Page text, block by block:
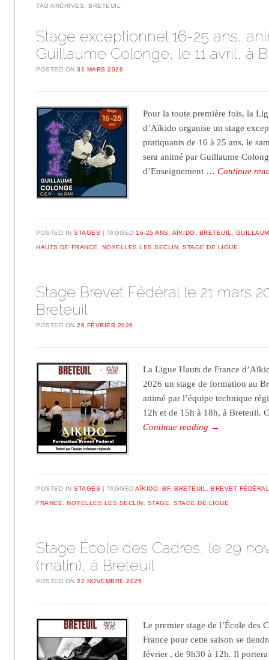
TAG ARCHIVES: BRETEUIL
Stage exceptionnel 16-25 ans,
Guillaume Colonge, le 11 avril, à
POSTED ON31 MARS 2026
Pour la toute première fois, la
d’Aïkido organise un stage
pratiquants de 16 à 25 ans, le
sera animé par Guillaume
d’Enseignement …Continue
POSTED INSTAGES TAGGED 16-25 ANS AÏKIDO BRETEUIL
HAUTS DE FRANCE NOYELLES LES SECLIN ,STAGE DE LIGUE
Stage Brevet Fédéral le 21 mars
Breteuil
POSTED ON26 FÉVRIER 2026
La Ligue Hauts de France
2026 un stage de formation au
animé par l’équipe technique
12h et de 15h à 18h, à Breteuil.
Continue reading →
POSTED INSTAGES TAGGEDAÏKIDO ,BF,BRETEUIL ,BREVET
FRANCE ,NOYELLES LES SECLIN STAGE ,STAGE DE LIGUE
Stage École des Cadres, le 29
(matin), à Breteuil
POSTED ON22 NOVEMBRE 2025
Le premier stage de l’École des
France pour cette saison se
février , de 9h30 à 12h. Il